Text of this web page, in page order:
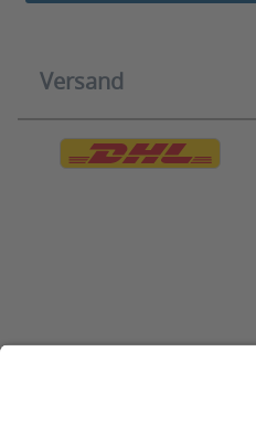
Versand